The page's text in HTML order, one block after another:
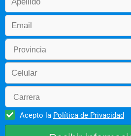
Acepto la Política de Privacidad